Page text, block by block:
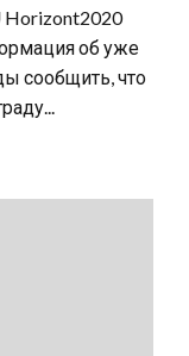
Horizont2020
об уже
сообщить, что